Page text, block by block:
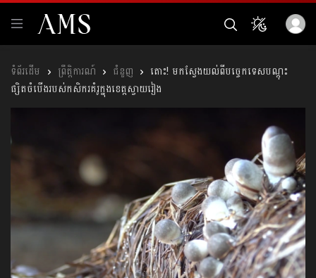
ព្រឹត្តិការណ៍ ជំនួញ
តោះ! មកស្វែងយល់ពីបច្ចេកទេសបណ្តុះ​
ផ្សិតចំ​បើងរបស់កសិករគំរូក្នុងខេត្តស្វាយរៀង